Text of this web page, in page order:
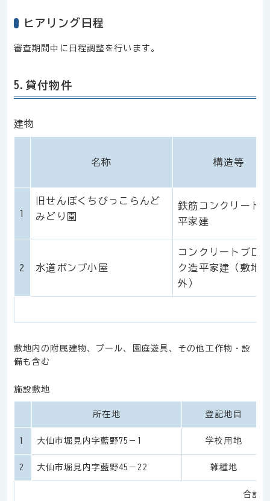
ヒアリング日程
審査期間中に日程調整を行い ます。
5.貸付物件
建物
名称 構造等
1
旧せんぼくちびっこらんど
みどり園
鉄筋コンクリート
平家建
2 水道ポンプ小屋
コンクリートブロ
ク造平家建（敷地
外）
敷地内の附属建物、プール、園庭遊具、その他工作物・設
備も含む
施設敷地
所在地 登記地目
1 大仙市堀見内字藍野75－1 学校用地
2 大仙市堀見内字藍野45－22 雑種地
合計